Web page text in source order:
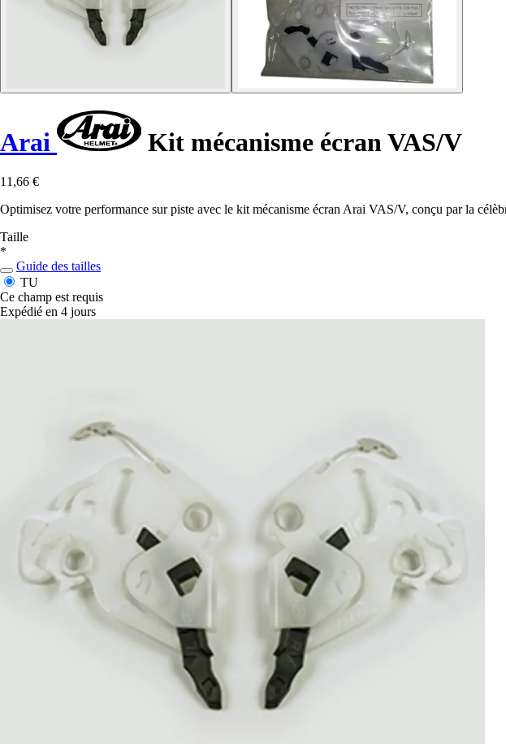
Arai Kit mécanisme écran VAS/V
11,66 €
Optimisez votre performance sur piste avec le kit mécanisme écran Arai VAS/V, conçu par la
Taille
*
Guide des tailles
TU
Ce champ est requis
Expédié en 4 jours